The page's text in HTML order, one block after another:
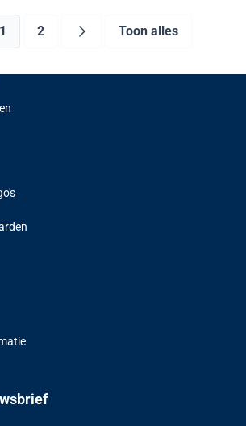
1 2 Toon alles
in voor de nieuwsbrief